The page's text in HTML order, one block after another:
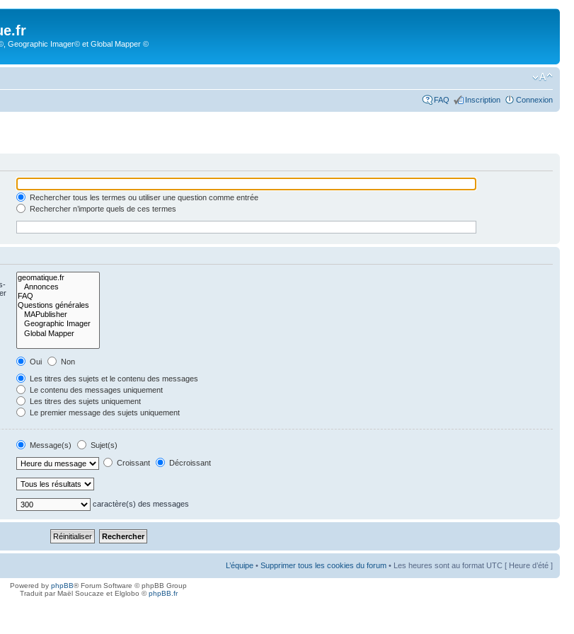
Geographic Imager© et Global Mapper ©
FAQ Inscription Connexion
Rechercher tous les termes ou utiliser une question comme entrée
Rechercher n’importe quels de ces termes
Oui
Non
Les titres des sujets et le contenu des messages
Le contenu des messages uniquement
Les titres des sujets uniquement
Le premier message des sujets uniquement
Message(s)
Sujet(s)
Croissant Décroissant
caractère(s) des messages
L’équipe • Supprimer tous les cookies du forum • Les heures sont au format UTC [ Heure d’été ]
Powered by phpBB® Forum Software © phpBB Group
Traduit par Maël Soucaze et Elglobo ©phpBB.fr